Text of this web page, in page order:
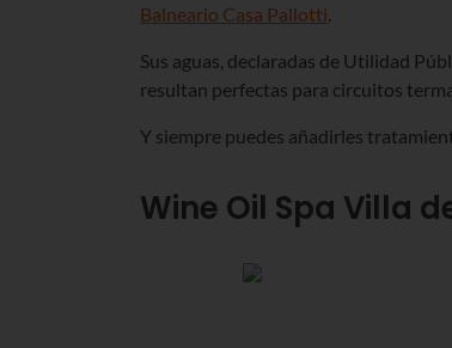
Balneario Casa Pallotti
Sus aguas, declaradas de Utilidad
resultan perfectas para circuitos
Y siempre puedes añadirles
Wine Oil Spa Villa